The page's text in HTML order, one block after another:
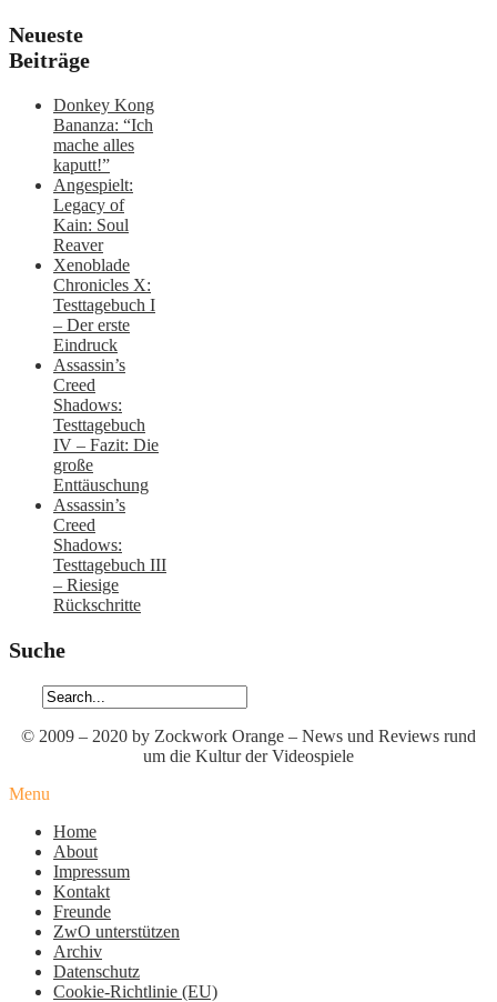
Neueste
Beiträge
Donkey Kong
Bananza: “Ich
mache alles
kaputt!”
Angespielt:
Legacy of
Kain: Soul
Reaver
Xenoblade
Chronicles X:
Testtagebuch I
– Der erste
Eindruck
Assassin’s
Creed
Shadows:
Testtagebuch
IV – Fazit: Die
große
Enttäuschung
Assassin’s
Creed
Shadows:
Testtagebuch III
– Riesige
Rückschritte
Suche
© 2009 – 2020 by Zockwork Orange – News und Reviews rund
um die Kultur der Videospiele
Menu
Home
About
Impressum
Kontakt
Freunde
ZwO unterstützen
Archiv
Datenschutz
Cookie-Richtlinie (EU)